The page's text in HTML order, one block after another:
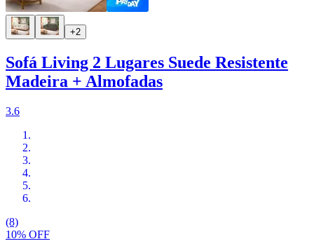
+2
Sofá Living 2 Lugares Suede Resistente
Madeira + Almofadas
3.6
(8)
10% OFF